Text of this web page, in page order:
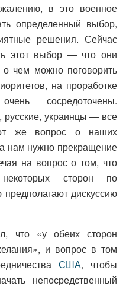
в это военное
определенный выбор,
решения. Сейчас
этот выбор — что они
о чем можно поговорить
на проработке
сосредоточены.
украинцы — все
же вопрос о наших
нам нужно прекращение
на вопрос о том, что
сторон по
предполагают дискуссию
что «у обеих сторон
и вопрос в том
США, чтобы
непосредственный